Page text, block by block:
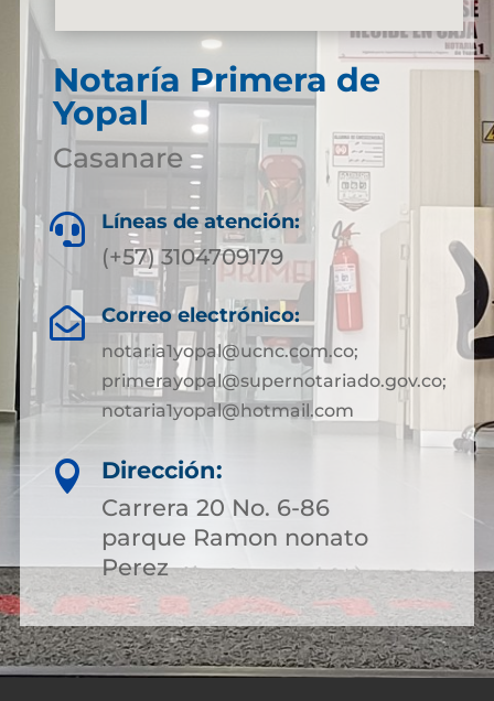
Notaría Primera de
Yopal
Casanare
 Líneas de atención:
(+57) 3104709179
 Correo electrónico:
notaria1yopal@ucnc.com.co;
primerayopal@supernotariado.gov.co;
notaria1yopal@hotmail.com

Dirección:
Carrera 20 No. 6-86
parque Ramon nonato
Perez